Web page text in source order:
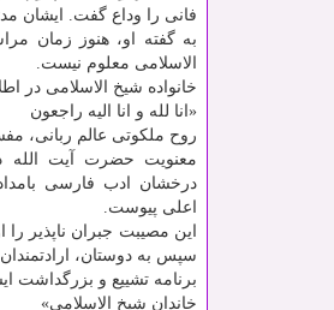
فانی را وداع گفت. ایشان
به گفته او، هنوز زمان
الاسلامی معلوم نیست.
خانواده شیخ الاسلامی در
«انا لله و انا الیه راجعون
روح ملکوتی عالم ربانی،
معنویت حضرت آیت الله
درخشان ادب فارسی
اعلی پیوست.
این مصیبت جبران ناپذیر
سپس به دوستان،
برنامه تشییع و بزرگداشت
خاندان شیخ الاسلامی»